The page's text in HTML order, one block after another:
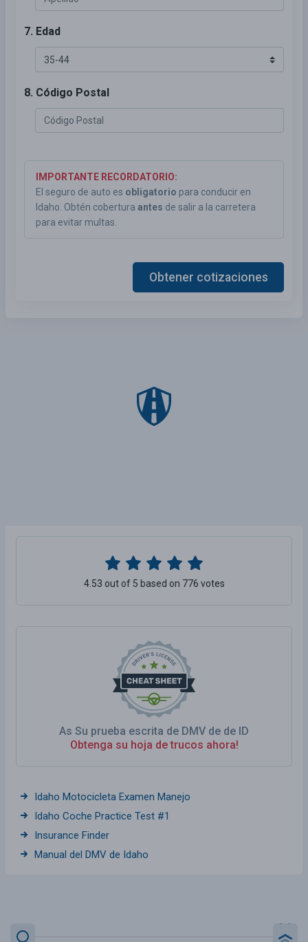
As Su prueba escrita de DMV de de ID
Obtenga su hoja de trucos ahora!
4.53 out of 5 based on 776 votes
Idaho Motocicleta Examen Manejo
Idaho Coche Practice Test #1
Insurance Finder
Manual del DMV de Idaho
7. Edad
8. Código Postal
IMPORTANTE RECORDATORIO:
El seguro de auto es obligatorio para conducir en
Idaho. Obtén cobertura antes de salir a la carretera
para evitar multas.
Obtener cotizaciones